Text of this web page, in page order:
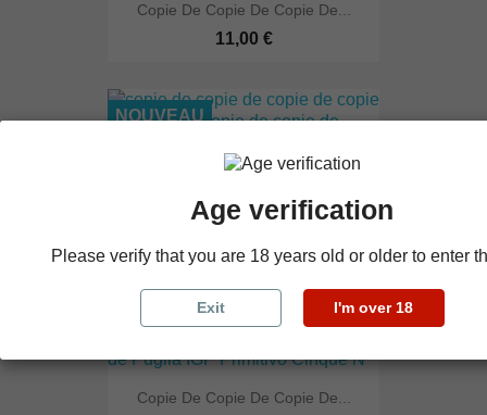
Copie De Copie De Copie De...
11,00 €
Copie De Copie De Copie De...
NOUVEAU
Copie De Copie De Copie De...
NOUVEAU
Age verification
Please verify that you are 18 years old or older to enter
Exit I'm over 18